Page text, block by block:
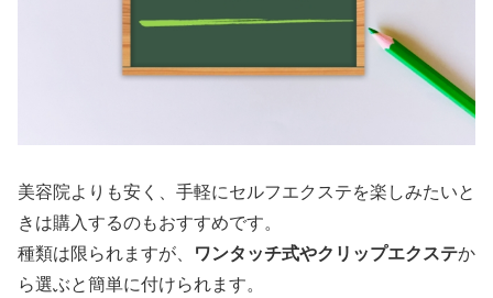
美容院よりも安く、手軽にセルフエクステを楽しみたいと
きは購入するのもおすすめです。
種類は限られますが、
ワンタッチ式やクリップエクステか
ら選ぶと簡単に付けられます。